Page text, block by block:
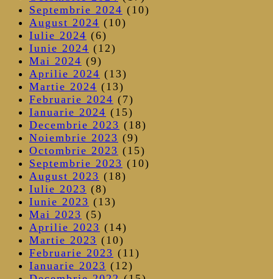
Septembrie 2024 (10)
August 2024 (10)
Iulie 2024 (6)
Iunie 2024 (12)
Mai 2024 (9)
Aprilie 2024 (13)
Martie 2024 (13)
Februarie 2024 (7)
Ianuarie 2024 (15)
Decembrie 2023 (18)
Noiembrie 2023 (9)
Octombrie 2023 (15)
Septembrie 2023 (10)
August 2023 (18)
Iulie 2023 (8)
Iunie 2023 (13)
Mai 2023 (5)
Aprilie 2023 (14)
Martie 2023 (10)
Februarie 2023 (11)
Ianuarie 2023 (12)